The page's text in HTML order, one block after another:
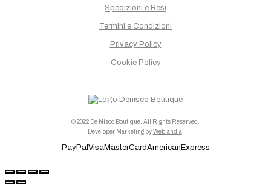
Spedizioni e Resi
Termini e Condizioni
Privacy Policy
Cookie Policy
© 2022 De Nisco Boutique. All Rights Reserved.
Developer Marketing byWeblandia
PayPalVisaMasterCardAmericanExpress